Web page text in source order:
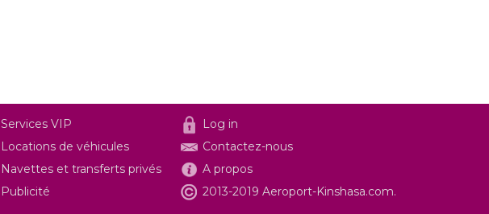
Services VIP
Locations de véhicules
Navettes et transferts privés
Publicité
Log in
Contactez-nous
A propos
2013-2019 Aeroport-Kinshasa.com.